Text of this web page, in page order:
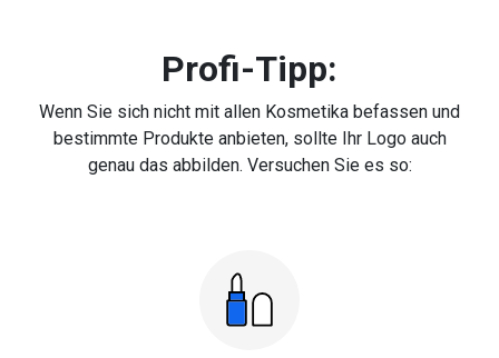
Profi-Tipp:
Wenn Sie sich nicht mit allen Kosmetika befassen und
bestimmte Produkte anbieten, sollte Ihr Logo auch
genau das abbilden. Versuchen Sie es so: